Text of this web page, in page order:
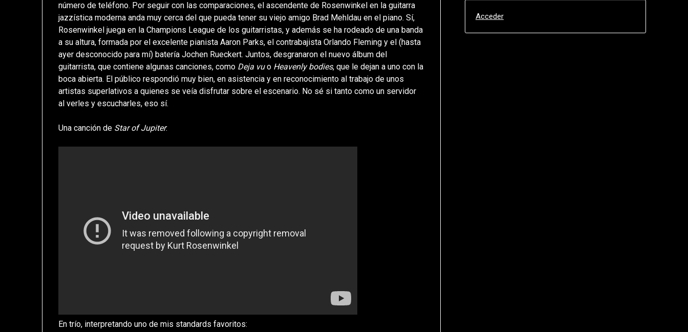
número de teléfono. Por seguir con las comparaciones, el ascendente de Rosenwinkel en la guitarra
jazzística moderna anda muy cerca del que pueda tener su viejo amigo Brad Mehldau en el piano. Sí,
Rosenwinkel juega en la Champions League de los guitarristas, y además se ha rodeado de una banda
a su altura, formada por el excelente pianista Aaron Parks, el contrabajista Orlando Fleming y el (hasta
ayer desconocido para mí) batería Jochen Rueckert. Juntos, desgranaron el nuevo álbum del
guitarrista, que contiene algunas canciones, como Deja vuo Heavenly bodies, que le dejan a uno con la
boca abierta. El público respondió muy bien, en asistencia y en reconocimiento al trabajo de unos
artistas superlativos a quienes se veía disfrutar sobre el escenario. No sé si tanto como un servidor
al verles y escucharles, eso sí.
Una canción de Star of Jupiter:
En trío, interpretando uno de mis standards favoritos:
Acceder